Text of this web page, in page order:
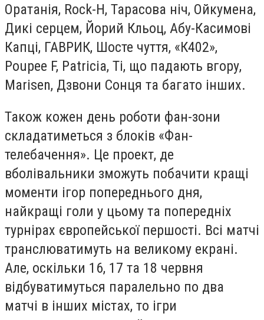
Оратанія, Rock-H, Тарасова ніч, Ойкумена,
Дикі серцем, Йорий Кльоц, Абу-Касимові
Капці, ГАВРИК, Шосте чуття, «К402»,
Poupee F, Patricia, Ті, що падають вгору,
Marisen, Дзвони Сонця та багато інших.
Також кожен день роботи фан-зони
складатиметься з блоків «Фан-
телебачення». Це проект, де
вболівальники зможуть побачити кращі
моменти ігор попереднього дня,
найкращі голи у цьому та попередніх
турнірах європейської першості. Всі матчі
транслюватимуть на великому екрані.
Але, оскільки 16, 17 та 18 червня
відбуватимуться паралельно по два
матчі в інших містах, то ігри